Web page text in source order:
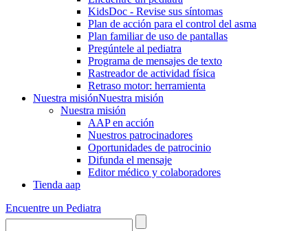
KidsDoc - Revise sus síntomas
Plan de acción para el control del asma
Plan familiar de uso de pantallas
Pregúntele al pediatra
Programa de mensajes de texto
Rastre​​ador de activida​d física
Retraso motor: herramienta
Nuestra misiónNuestra misión
Nuestra misión
AAP en acción
Nuestros patrocinadores
Oportunidades de patrocinio
Difunda el mensaje
Editor médico y colaboradores
Tienda aap
Encuentre un Pediatra